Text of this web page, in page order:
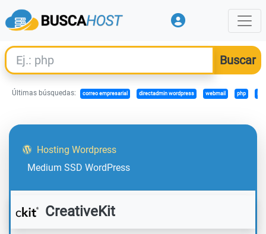
Últimas búsquedas: correo empresarial directadmin wordpress webmail php
Hosting Wordpress
Medium SSD WordPress
CreativeKit